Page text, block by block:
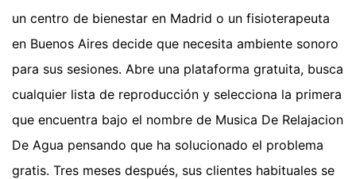
un centro de bienestar en Madrid o un fisioterapeuta
en Buenos Aires decide que necesita ambiente sonoro
para sus sesiones. Abre una plataforma gratuita, busca
cualquier lista de reproducción y selecciona la primera
que encuentra bajo el nombre de Musica De Relajacion
De Agua pensando que ha solucionado el problema
gratis. Tres meses después, sus clientes habituales se